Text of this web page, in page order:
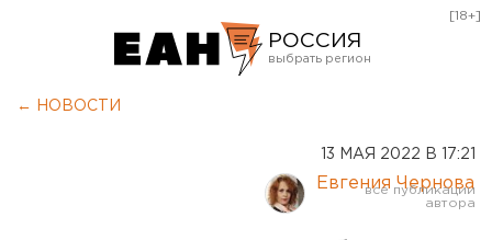
РОССИЯ
Курган
Оренбург
[18+]
← НОВОСТИ
13 МАЯ 2022 В 17:21
Евгения Чернова